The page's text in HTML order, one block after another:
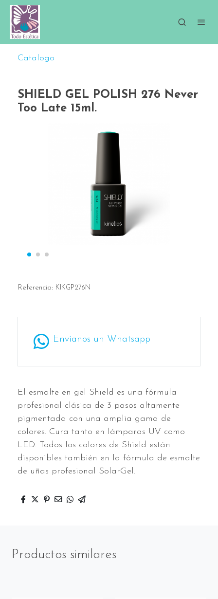
Catalogo
SHIELD GEL POLISH 276 Never
Too Late 15ml.
Referencia: KIKGP276N
Envíanos un Whatsapp
El esmalte en gel Shield es una fórmula
profesional clásica de 3 pasos altamente
pigmentada con una amplia gama de
colores. Cura tanto en lámparas UV como
LED. Todos los colores de Shield están
disponibles también en la fórmula de esmalte
de uñas profesional SolarGel.
Productos similares